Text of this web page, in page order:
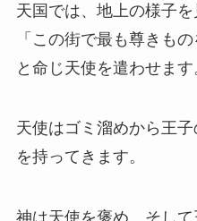
天国では、地上の様子
「この街で最も尊きも
と命じ天使を遣わせます
天使はゴミ溜めから王
を持ってきます。